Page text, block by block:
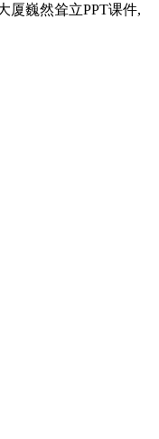
厦巍然耸立PPT课件,